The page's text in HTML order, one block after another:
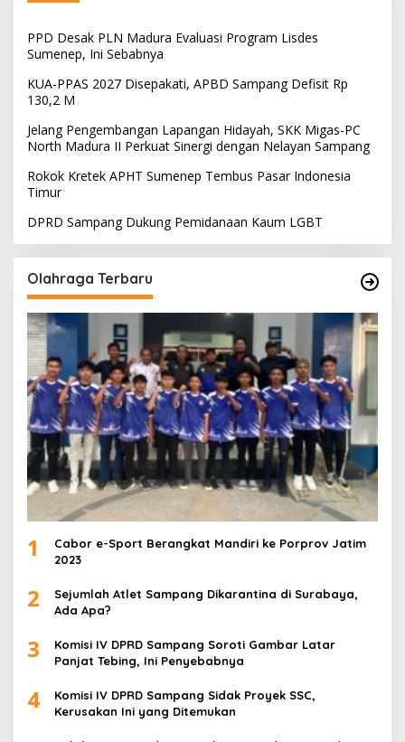
PPD Desak PLN Madura Evaluasi Program Lisdes
Sumenep, Ini Sebabnya
KUA-PPAS 2027 Disepakati, APBD Sampang Defisit Rp
130,2 M
Jelang Pengembangan Lapangan Hidayah, SKK Migas-PC
North Madura II Perkuat Sinergi dengan Nelayan Sampang
Rokok Kretek APHT Sumenep Tembus Pasar Indonesia
Timur
DPRD Sampang Dukung Pemidanaan Kaum LGBT
Olahraga Terbaru
1
Cabor e-Sport Berangkat Mandiri ke Porprov Jatim
2023
2
Sejumlah Atlet Sampang Dikarantina di Surabaya,
Ada Apa?
3
Komisi IV DPRD Sampang Soroti Gambar Latar
Panjat Tebing, Ini Penyebabnya
4
Komisi IV DPRD Sampang Sidak Proyek SSC,
Kerusakan Ini yang Ditemukan